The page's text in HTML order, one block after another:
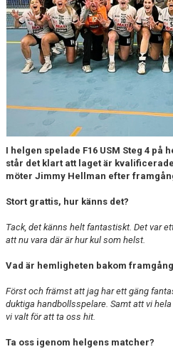
I helgen spelade F16 USM Steg 4 på
står det klart att laget är
möter Jimmy Hellman efter
Stort grattis, hur känns det?
Tack, det känns helt fantastiskt. Det var
att nu vara där är hur kul som helst.
Vad är hemligheten bakom
Först och främst att jag har ett gäng
duktiga handbollsspelare. Samt att vi
vi valt för att ta oss hit.
Ta oss igenom helgens matcher?